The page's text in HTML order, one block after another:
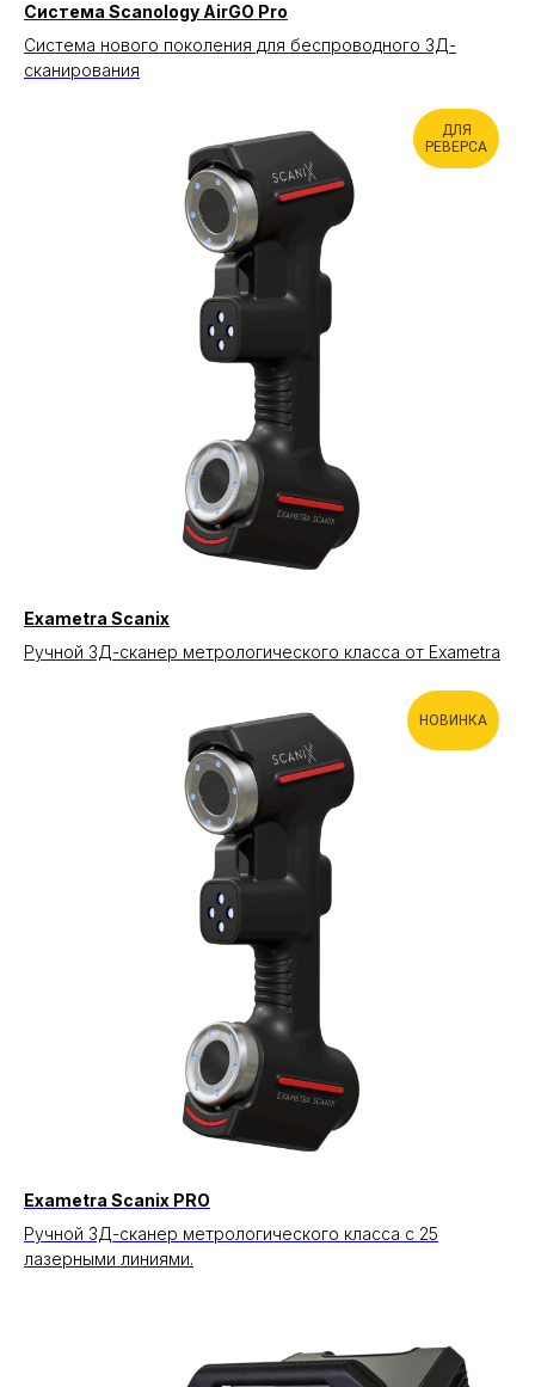
Система Scanology AirGO Pro
Система нового поколения для беспроводного 3Д-
сканирования
ДЛЯ
РЕВЕРСА
Exametra Scanix
Ручной 3Д-сканер метрологического класса от Exametra
НОВИНКА
Exametra Scanix PRO
Ручной 3Д-сканер метрологического класса с 25
лазерными линиями.